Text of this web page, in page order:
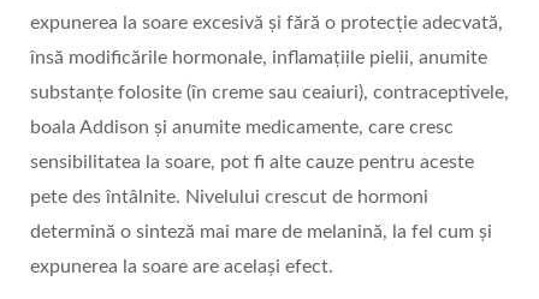
expunerea la soare excesivă și fără o protecție adecvată,
însă modificările hormonale, inflamațiile pielii, anumite
substanțe folosite (în creme sau ceaiuri), contraceptivele,
boala Addison și anumite medicamente, care cresc
sensibilitatea la soare, pot fi alte cauze pentru aceste
pete des întâlnite. Nivelului crescut de hormoni
determină o sinteză mai mare de melanină, la fel cum și
expunerea la soare are același efect.